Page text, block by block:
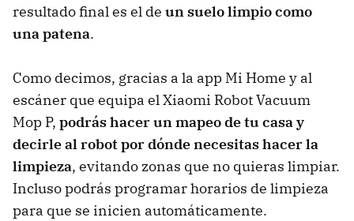
resultado final es el de un suelo limpio como
una patena.
Como decimos, gracias a la app Mi Home y al
escáner que equipa el Xiaomi Robot Vacuum
Mop P, podrás hacer un mapeo de tu casa y
decirle al robot por dónde necesitas hacer la
limpieza, evitando zonas que no quieras limpiar.
Incluso podrás programar horarios de limpieza
para que se inicien automáticamente.